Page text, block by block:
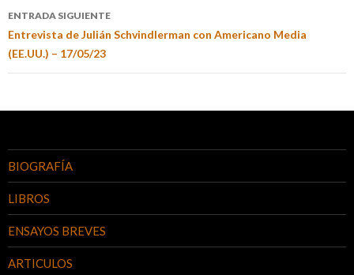
ENTRADA SIGUIENTE
Entrevista de Julián Schvindlerman con Americano Media
(EE.UU.) – 17/05/23
BIOGRAFÍA
LIBROS
ENSAYOS BREVES
ARTICULOS